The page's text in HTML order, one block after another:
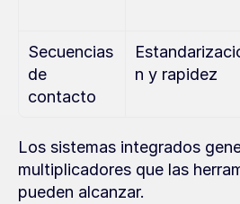
Secuencias
de
contacto
n y rapidez
Los sistemas integrados
multiplicadores que las
pueden alcanzar.